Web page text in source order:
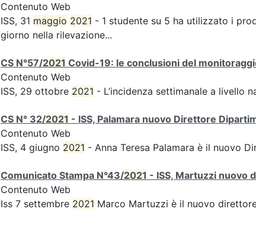
Contenuto Web
ISS, 31 maggio 2021 - 1 studente su 5 ha utilizzato i
giorno nella rilevazione...
CS N°57/2021 Covid-19: le conclusioni del
Contenuto Web
ISS, 29 ottobre 2021 - L’incidenza settimanale a livello
CS N° 32/2021 - ISS, Palamara nuovo Direttore
Contenuto Web
ISS, 4 giugno 2021 - Anna Teresa Palamara è il nuovo
Comunicato Stampa N°43/2021 - ISS, Martuzzi nuovo
Contenuto Web
Iss 7 settembre 2021 Marco Martuzzi è il nuovo